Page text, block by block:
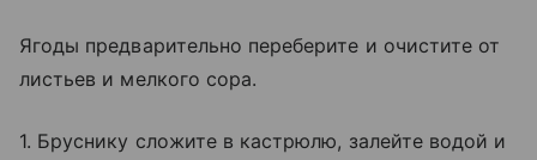
Ягоды предварительно переберите и очистите от
листьев и мелкого сора.
1. Бруснику сложите в кастрюлю, залейте водой и